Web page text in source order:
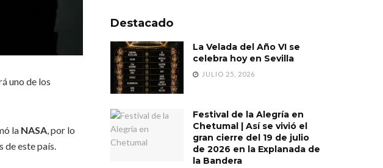
uno de los
la NASA, por lo
de este país.
Destacado
La Velada del Año VI se
celebra hoy en Sevilla
JULIO 25, 2026
Festival de la Alegría en
Chetumal | Así se vivió el
gran cierre del 19 de julio
de 2026 en la Explanada de
la Bandera